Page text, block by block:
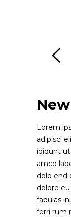
Lorem
adipisci
ididunt
amco
dolo end
dolore
fabulas
ferri rum